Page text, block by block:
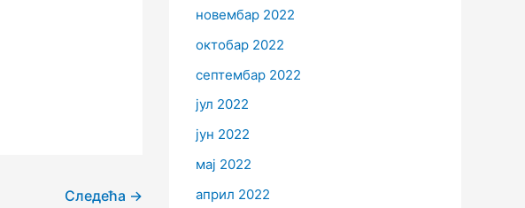
Следећа →
новембар 2022
октобар 2022
септембар 2022
јул 2022
јун 2022
мај 2022
април 2022